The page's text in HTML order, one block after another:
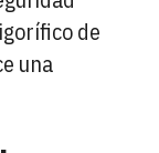
de
una